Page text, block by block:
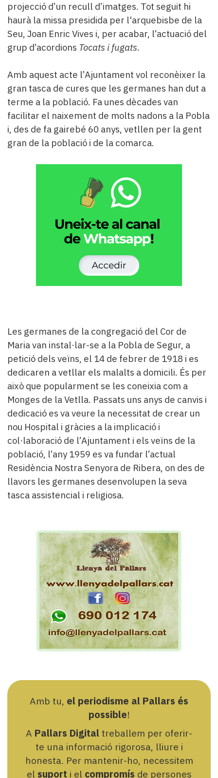
projecció d’un recull d’imatges. Tot seguit hi
haurà la missa presidida per l'arquebisbe de la
Seu, Joan Enric Vives i, per acabar, l’actuació del
grup d’acordions Tocats i fugats.
Amb aquest acte l’Ajuntament vol reconèixer la
gran tasca de cures que les germanes han dut a
terme a la població. Fa unes dècades van
facilitar el naixement de molts nadons a la Pobla
i, des de fa gairebé 60 anys, vetllen per la gent
gran de la població i de la comarca.
Les germanes de la congregació del Cor de
Maria van instal·lar-se a la Pobla de Segur, a
petició dels veïns, el 14 de febrer de 1918 i es
dedicaren a vetllar els malalts a domicili. És per
això que popularment se les coneixia com a
Monges de la Vetlla. Passats uns anys de canvis i
dedicació es va veure la necessitat de crear un
nou Hospital i gràcies a la implicació i
col·laboració de l’Ajuntament i els veïns de la
població, l’any 1959 es va fundar l’actual
Residència Nostra Senyora de Ribera, on des de
llavors les germanes desenvolupen la seva
tasca assistencial i religiosa.
Amb tu, el periodisme al Pallars és
possible!
A Pallars Digital treballem per oferir-
te una informació rigorosa, lliure i
honesta. Per mantenir-ho, necessitem
el suport i el compromís de persones